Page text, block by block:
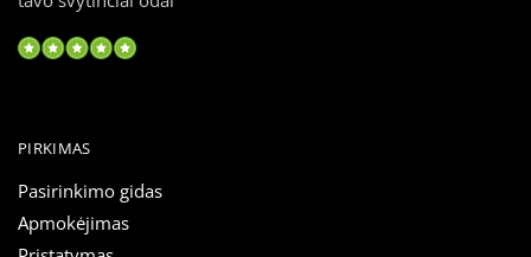
PIRKIMAS
Pasirinkimo gidas
Apmokėjimas